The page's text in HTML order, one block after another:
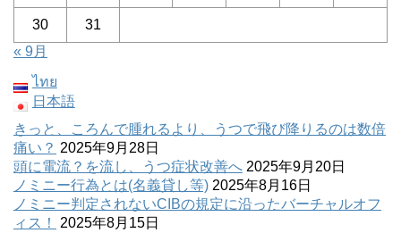
30
31
« 9月
ไทย
日本語
きっと、ころんで腫れるより、うつで飛び降りるのは数倍
痛い？ 2025年9月28日
頭に電流？を流し、うつ症状改善へ 2025年9月20日
ノミニー行為とは(名義貸し等) 2025年8月16日
ノミニー判定されないCIBの規定に沿ったバーチャルオフ
ィス！
2025年8月15日